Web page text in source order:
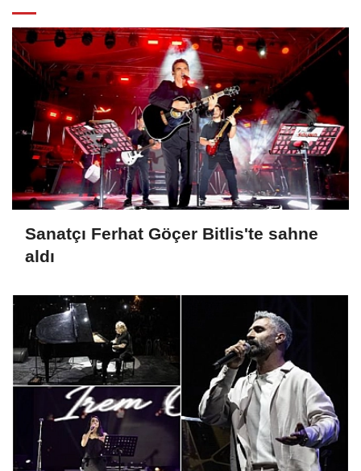
Sanatçı Ferhat Göçer Bitlis'te sahne
aldı